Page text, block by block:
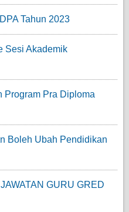
Tahun 2023
Sesi Akademik
Program Pra Diploma
Boleh Ubah Pendidikan
GURU GRED